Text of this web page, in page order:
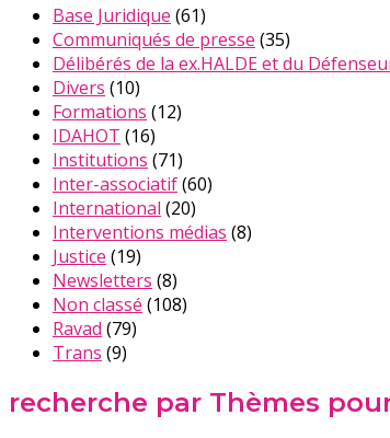
Base Juridique (61)
Communiqués de presse (35)
Délibérés de la ex.HALDE et du
Divers (10)
Formations (12)
IDAHOT (16)
Institutions (71)
Inter-associatif(60)
International (20)
Interventions médias (8)
Justice (19)
Newsletters (8)
Non classé (108)
Ravad (79)
Trans (9)
recherche par Thèmes